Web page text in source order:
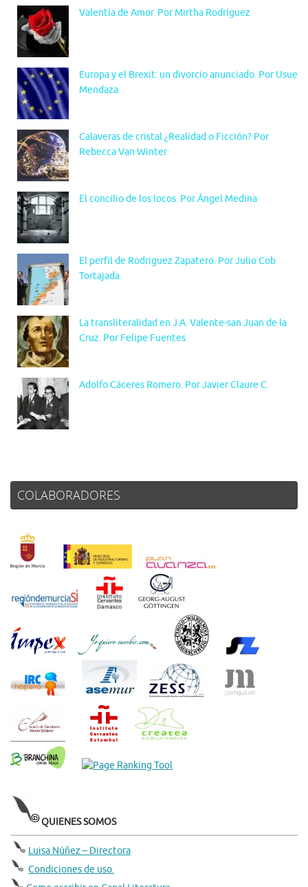
Valentía de Amor. Por Mirtha Rodríguez
Europa y el Brexit: un divorcio anunciado. Por Usue
Mendaza
Calaveras de cristal ¿Realidad o Ficción? Por
Rebecca Van Winter
El concilio de los locos. Por Ángel Medina
El perfil de Rodriguez Zapatero. Por Julio Cob
Tortajada
La transliteralidad en J.A. Valente-san Juan de la
Cruz. Por Felipe Fuentes
Adolfo Cáceres Romero. Por Javier Claure C.
COLABORADORES
QUIENES SOMOS
Luisa Núñez – Directora
Condiciones de uso.